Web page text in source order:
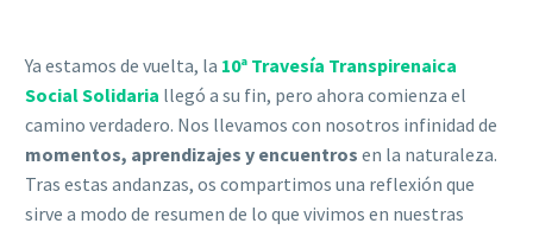
Ya estamos de vuelta, la 10ª Travesía Transpirenaica
Social Solidaria llegó a su fin, pero ahora comienza el
camino verdadero. Nos llevamos con nosotros infinidad de
momentos, aprendizajes y encuentros en la naturaleza.
Tras estas andanzas, os compartimos una reflexión que
sirve a modo de resumen de lo que vivimos en nuestras